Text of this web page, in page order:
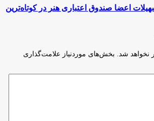
اعضا صندوق اعتباری هنر در کوتاه‌ترین
نخواهد شد.
بخش‌های موردنیاز علامت‌گذاری